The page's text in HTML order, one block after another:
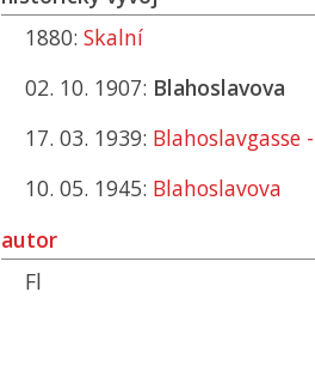
1880: Skalní
02. 10. 1907: Blahoslavova
17. 03. 1939: Blahoslavgasse
10. 05. 1945: Blahoslavova
autor
Fl